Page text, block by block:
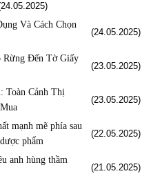
Và Cách Chọn
(24.05.2025)
Rừng Đến Tờ Giấy
(23.05.2025)
Toàn Cảnh Thị
(23.05.2025)
mạnh mẽ phía sau
phẩm
(22.05.2025)
anh hùng thầm
(21.05.2025)